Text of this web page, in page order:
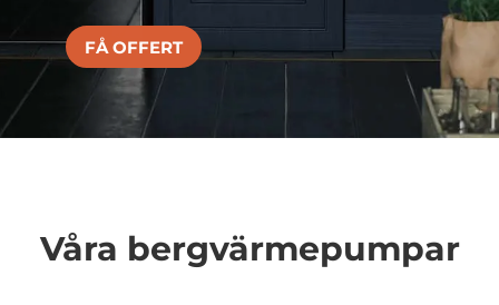
FÅ OFFERT
Våra bergvärmepumpar